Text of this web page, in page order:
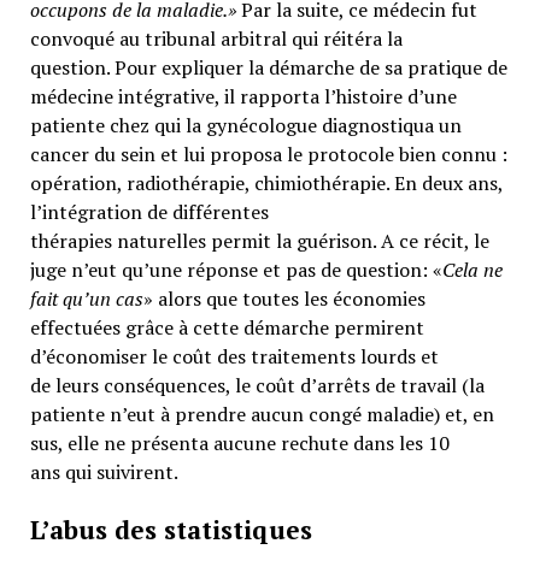
occupons de la maladie.»Par la suite, ce médecin fut
convoqué au tribunal arbitral qui réitéra la
question. Pour expliquer la démarche de sa pratique de
médecine intégrative, il rapporta l’histoire d’une
patiente chez qui la gynécologue diagnostiqua un
cancer du sein et lui proposa le protocole bien connu :
opération, radiothérapie, chimiothérapie. En deux ans,
l’intégration de différentes
thérapies naturelles permit la guérison. A ce récit, le
juge n’eut qu’une réponse et pas de question: «Cela ne
fait qu’un cas» alors que toutes les économies
effectuées grâce à cette démarche permirent
d’économiser le coût des traitements lourds et
de leurs conséquences, le coût d’arrêts de travail (la
patiente n’eut à prendre aucun congé maladie) et, en
sus, elle ne présenta aucune rechute dans les 10
ans qui suivirent.
L’abus des statistiques